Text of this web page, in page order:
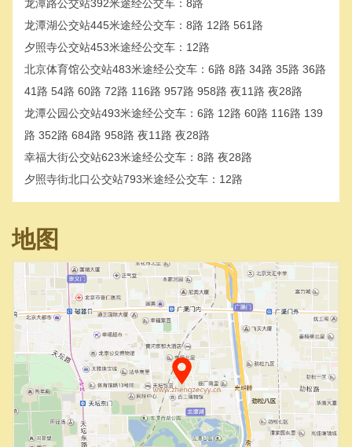
龙潭路公交站392米途经公交车：8路
龙潭湖公交站445米途经公交车：8路 12路 561路
夕照寺公交站453米途经公交车：12路
北京体育馆公交站483米途经公交车：6路 8路 34路 35路 36路
41路 54路 60路 72路 116路 957路 958路 夜11路 夜28路
龙潭公园公交站493米途经公交车：6路 12路 60路 116路 139
路 352路 684路 958路 夜11路 夜28路
幸福大街公交站623米途经公交车：8路 夜28路
夕照寺街北口公交站793米途经公交车：12路
地图